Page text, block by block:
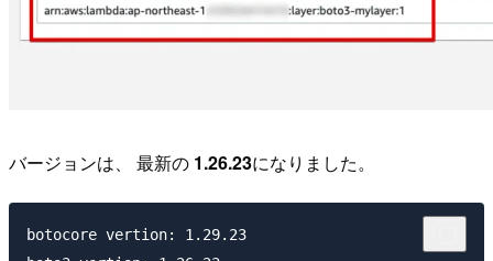
バージョンは、 最新の 1.26.23になりました。
botocore vertion: 1.29.23